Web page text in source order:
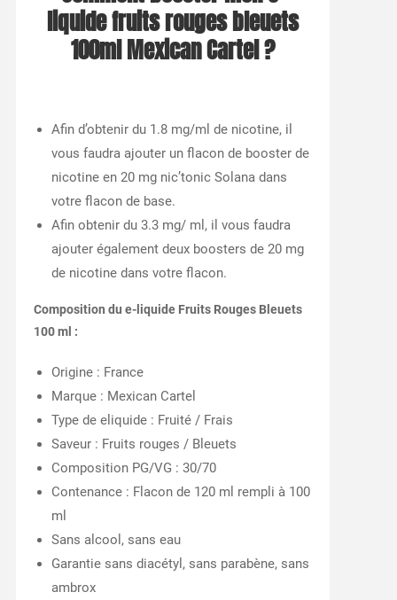
liquide fruits rouges bleuets
100ml Mexican Cartel ?
Afin d’obtenir du 1.8 mg/ml de nicotine, il
vous faudra ajouter un flacon de booster de
nicotine en 20 mg nic’tonic Solana dans
votre flacon de base.
Afin obtenir du 3.3 mg/ ml, il vous faudra
ajouter également deux boosters de 20 mg
de nicotine dans votre flacon.
Composition du e-liquide Fruits Rouges Bleuets
100 ml :
Origine : France
Marque : Mexican Cartel
Type de eliquide : Fruité / Frais
Saveur : Fruits rouges / Bleuets
Composition PG/VG : 30/70
Contenance : Flacon de 120 ml rempli à 100
ml
Sans alcool, sans eau
Garantie sans diacétyl, sans parabène, sans
ambrox